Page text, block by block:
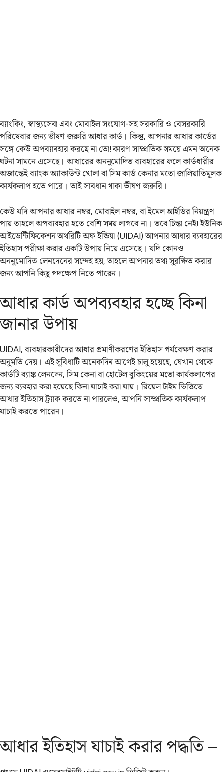
ব্যাংকিং, স্বাস্থ্যসেবা এবং মোবাইল সংযোগ-সহ সরকারি ও বেসরকারি
পরিষেবার জন্য ভীষণ জরুরি আধার কার্ড। কিন্তু, আপনার আধার কার্ডের
সঙ্গে কেউ অপব্যাবহার করছে না তো! কারণ সাম্প্রতিক সময়ে এমন অনেক
ঘটনা সামনে এসেছে। আধারের অননুমোদিত ব্যবহারের ফলে কার্ডধারীর
অজান্তেই ব্যাংক অ্যাকাউন্ট খোলা বা সিম কার্ড কেনার মতো জালিয়াতিমূলক
কার্যকলাপ হতে পারে। তাই সাবধান থাকা ভীষণ জরুরি।
কেউ যদি আপনার আধার নম্বর, মোবাইল নম্বর, বা ইমেল আইডির নিয়ন্ত্রণ
পায় তাহলে অপব্যবহার হতে বেশি সময় লাগবে না। তবে চিন্তা নেই! ইউনিক
আইডেন্টিফিকেশন অথরিটি অফ ইন্ডিয়া (UIDAI) আপনার আধার ব্যবহারের
ইতিহাস পরীক্ষা করার একটি উপায় নিয়ে এসেছে। যদি কোনও
অননুমোদিত লেনদেনের সন্দেহ হয়, তাহলে আপনার তথ্য সুরক্ষিত করার
জন্য আপনি কিছু পদক্ষেপ নিতে পারেন।
আধার কার্ড অপব্যবহার হচ্ছে কিনা
জানার উপায়
UIDAI, ব্যবহারকারীদের আধার প্রমাণীকরণের ইতিহাস পর্যবেক্ষণ করার
অনুমতি দেয়। এই সুবিধাটি অনেকদিন আগেই চালু হয়েছে, যেখান থেকে
কার্ডটি ব্যাঙ্ক লেনদেন, সিম কেনা বা হোটেল বুকিংয়ের মতো কার্যকলাপের
জন্য ব্যবহার করা হয়েছে কিনা যাচাই করা যায়। রিয়েল টাইম ভিত্তিতে
আধার ইতিহাস ট্র্যাক করতে না পারলেও, আপনি সাম্প্রতিক কার্যকলাপ
যাচাই করতে পারেন।
আধার ইতিহাস যাচাই করার পদ্ধতি –